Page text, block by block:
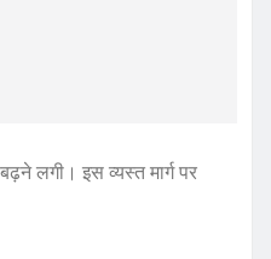
लगी। इस व्यस्त मार्ग पर